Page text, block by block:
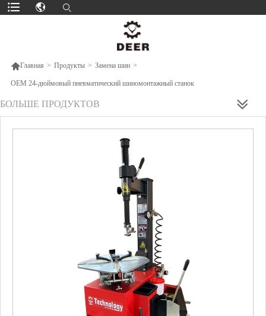
Главная > Продукты > Замена шин >
OEM 24-дюймовый пневматический шиномонтажный станок
БОЛЬШЕ ПРОДУКТОВ